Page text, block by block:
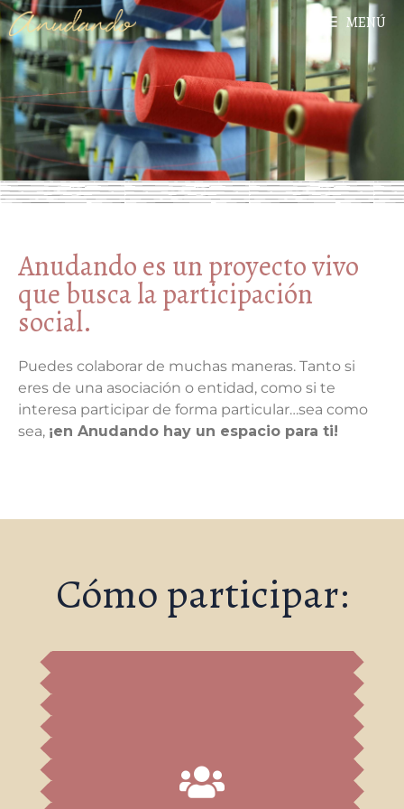
MENÚ
Anudando es un proyecto vivo
que busca la participación
social.
Puedes colaborar de muchas maneras. Tanto si
eres de una asociación o entidad, como si te
interesa participar de forma particular…sea como
sea, ¡en Anudando hay un espacio para ti!
Cómo participar:
¡PARTICIPA!